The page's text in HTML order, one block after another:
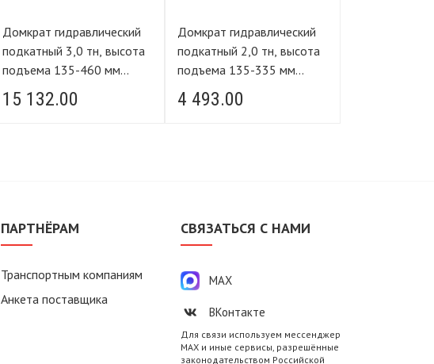
Домкрат гидравлический
подкатный 3,0 тн, высота
подъема 135-460 мм
FORCE LIFTING
15 132.00
Домкрат гидравлический
подкатный 2,0 тн, высота
подъема 135-335 мм
FORCE LIFTING
4 493.00
ПАРТНЁРАМ
Транспортным компаниям
Анкета поставщика
СВЯЗАТЬСЯ С НАМИ
MAX
ВКонтакте
Для связи используем мессенджер
MAX и иные сервисы, разрешённые
законодательством Российской